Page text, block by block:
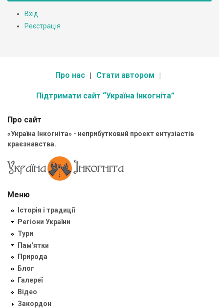
Вхід
Реєстрація
Про нас Стати автором
Підтримати сайт “Україна Інкогніта”
Про сайт
«Україна Інкогніта» - неприбутковий проект ентузіастів
краєзнавства.
Меню
Історія і традиції
Регіони України
Тури
Пам'ятки
Природа
Блог
Галереї
Відео
Закордон